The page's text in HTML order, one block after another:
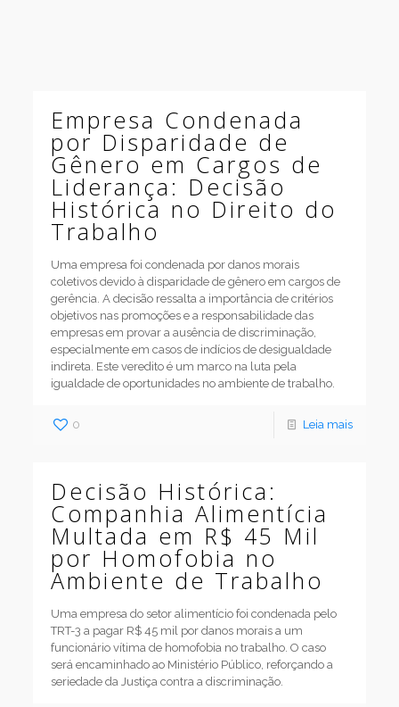
Empresa Condenada
por Disparidade de
Gênero em Cargos de
Liderança: Decisão
Histórica no Direito do
Trabalho
Uma empresa foi condenada por danos morais
coletivos devido à disparidade de gênero em cargos de
gerência. A decisão ressalta a importância de critérios
objetivos nas promoções e a responsabilidade das
empresas em provar a ausência de discriminação,
especialmente em casos de indícios de desigualdade
indireta. Este veredito é um marco na luta pela
igualdade de oportunidades no ambiente de trabalho.
0 Leia mais
Decisão Histórica:
Companhia Alimentícia
Multada em R$ 45 Mil
por Homofobia no
Ambiente de Trabalho
Uma empresa do setor alimentício foi condenada pelo
TRT-3 a pagar R$ 45 mil por danos morais a um
funcionário vítima de homofobia no trabalho. O caso
será encaminhado ao Ministério Público, reforçando a
seriedade da Justiça contra a discriminação.